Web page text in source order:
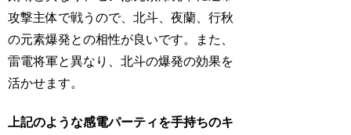
攻撃主体で戦うので、北斗、夜蘭、行秋
の元素爆発との相性が良いです。また、
雷電将軍と異なり、北斗の爆発の効果を
活かせます。
上記のような感電パーティを手持ちのキ